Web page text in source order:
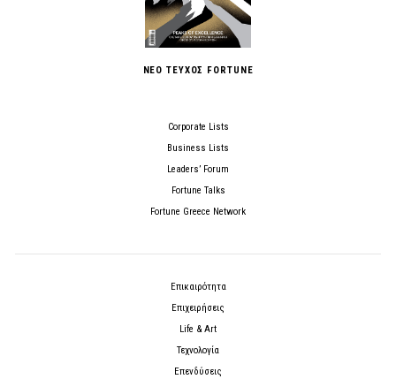
ΝΕΟ ΤΕΥΧΟΣ FORTUNE
Corporate Lists
Business Lists
Leaders’ Forum
Fortune Talks
Fortune Greece Network
Επικαιρότητα
Επιχειρήσεις
Life & Art
Τεχνολογία
Επενδύσεις